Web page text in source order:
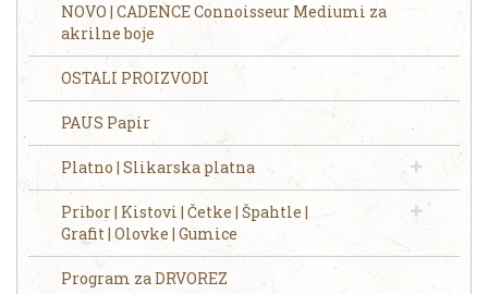
NOVO | CADENCE Connoisseur Mediumi za
akrilne boje
OSTALI PROIZVODI
PAUS Papir
Platno | Slikarska platna
Pribor | Kistovi | Četke | Špahtle |
Grafit | Olovke | Gumice
Program za DRVOREZ